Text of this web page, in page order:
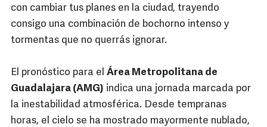
con cambiar tus planes en la ciudad, trayendo
consigo una combinación de bochorno intenso y
tormentas que no querrás ignorar.
El pronóstico para el Área Metropolitana de
Guadalajara (AMG) indica una jornada marcada por
la inestabilidad atmosférica. Desde tempranas
horas, el cielo se ha mostrado mayormente nublado,